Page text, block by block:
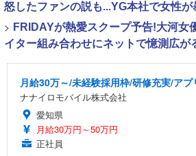
怒したファンの説も...YG本社で女性が
> FRIDAYが熱愛スクープ予告!大河女
イター組み合わせにネットで憶測広が
月給30万～/未経験採用枠/研修充実/ア
ナナイロモバイル株式会社
愛知県
月給30万円～50万円
正社員